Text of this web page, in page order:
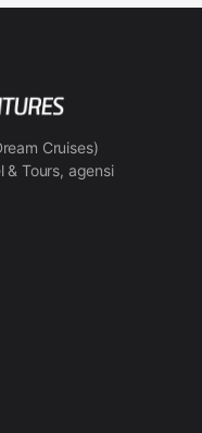
Cruises)
& Tours, agensi